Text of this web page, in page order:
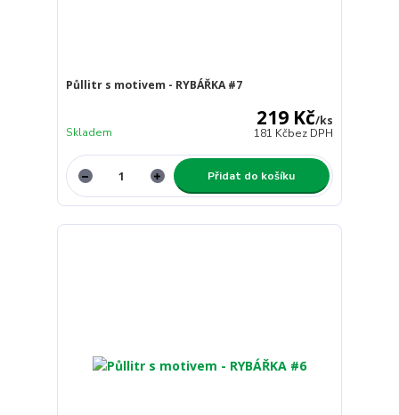
Půllitr s motivem - RYBÁŘKA #7
219 Kč/ks
181 Kčbez DPH
Skladem
Přidat do košíku